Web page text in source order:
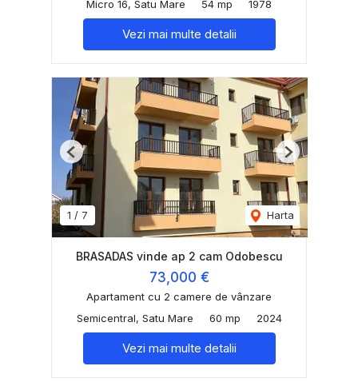
Micro 16, Satu Mare 54 mp 1978
Vezi mai multe detalii
1 / 7 Harta
Previous Next
BRASADAS vinde ap 2 cam Odobescu
73,000 €
Apartament cu 2 camere de vânzare
Semicentral, Satu Mare
60 mp 2024
Vezi mai multe detalii